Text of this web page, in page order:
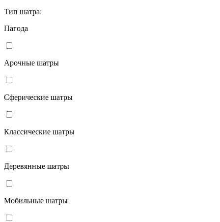
Тип шатра:
Пагода
Арочные шатры
Сферические шатры
Классические шатры
Деревянные шатры
Мобильные шатры